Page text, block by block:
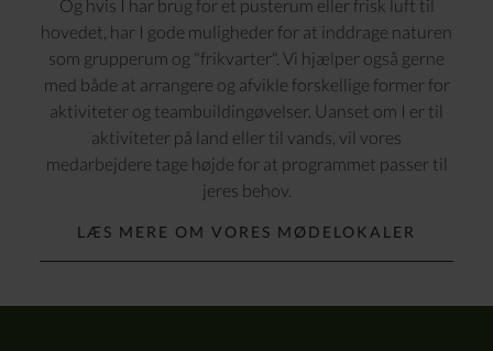
Og hvis I har brug for et pusterum eller frisk luft til
hovedet, har I gode muligheder for at inddrage naturen
som grupperum og "frikvarter". Vi hjælper også gerne
med både at arrangere og afvikle forskellige former for
aktiviteter og teambuildingøvelser. Uanset om I er til
aktiviteter på land eller til vands, vil vores
medarbejdere tage højde for at programmet passer til
jeres behov.
LÆS MERE OM VORES MØDELOKALER